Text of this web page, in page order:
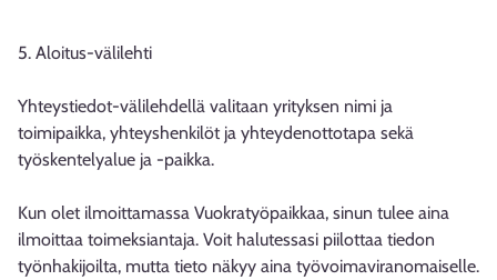
5. Aloitus-välilehti
Yhteystiedot-välilehdellä valitaan yrityksen nimi ja
toimipaikka, yhteyshenkilöt ja yhteydenottotapa sekä
työskentelyalue ja -paikka.
Kun olet ilmoittamassa Vuokratyöpaikkaa, sinun tulee aina
ilmoittaa toimeksiantaja. Voit halutessasi piilottaa tiedon
työnhakijoilta, mutta tieto näkyy aina työvoimaviranomaiselle.